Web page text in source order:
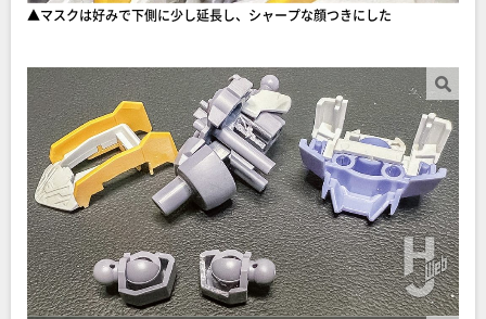
▲マスクは好みで下側に少し延長し、シャープな顔つきにした